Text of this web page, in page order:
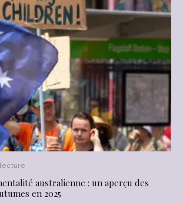
lecture
australienne : un aperçu des
en 2025